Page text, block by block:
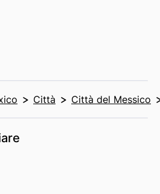
Città Città del Messico